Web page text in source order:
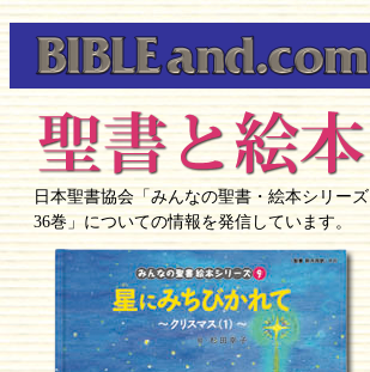
日本聖書協会「みんなの聖書・絵本シリーズ
36巻」についての情報を発信しています。